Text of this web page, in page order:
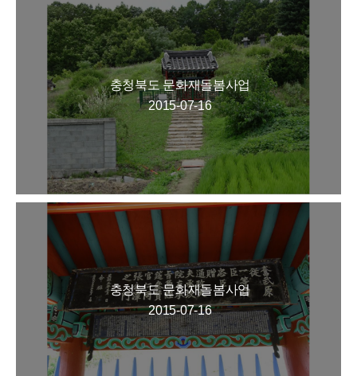
충청북도 문화재돌봄사업
2015-07-16
충청북도 문화재돌봄사업
2015-07-16